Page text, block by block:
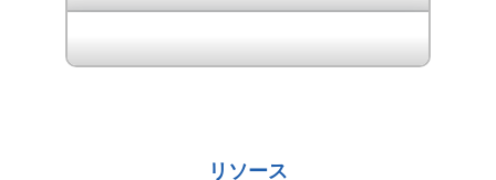
リソース